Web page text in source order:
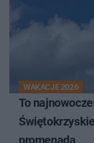
WAKACJE 2026
To
promenada